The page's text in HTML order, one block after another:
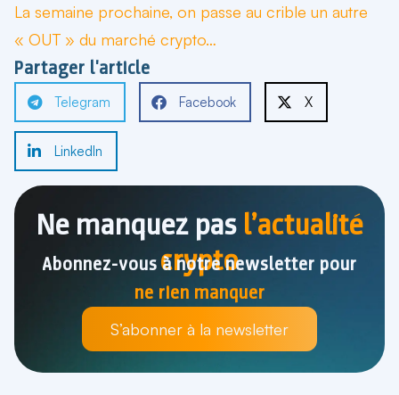
La semaine prochaine, on passe au crible un autre
« OUT » du marché crypto…
Partager l'article
Telegram Facebook X
LinkedIn
Ne manquez pas l’actualité
crypto
Abonnez-vous à notre newsletter pour
ne rien manquer
S’abonner à la newsletter